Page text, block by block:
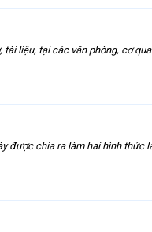
liệu, tại các văn phòng, cơ
được chia ra làm hai hình thức